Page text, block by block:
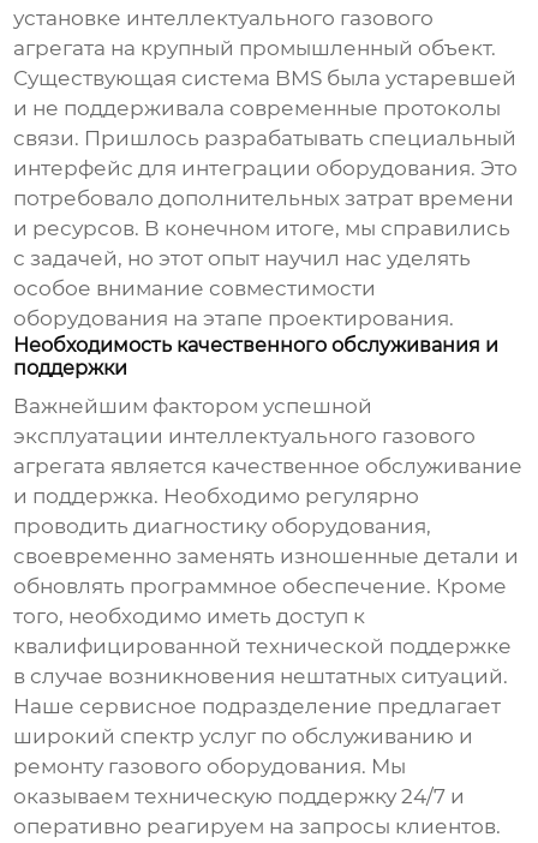
установке интеллектуального газового
агрегата на крупный промышленный объект.
Существующая система BMS была устаревшей
и не поддерживала современные протоколы
связи. Пришлось разрабатывать специальный
интерфейс для интеграции оборудования. Это
потребовало дополнительных затрат времени
и ресурсов. В конечном итоге, мы справились
с задачей, но этот опыт научил нас уделять
особое внимание совместимости
оборудования на этапе проектирования.
Необходимость качественного обслуживания и
поддержки
Важнейшим фактором успешной
эксплуатации интеллектуального газового
агрегата является качественное обслуживание
и поддержка. Необходимо регулярно
проводить диагностику оборудования,
своевременно заменять изношенные детали и
обновлять программное обеспечение. Кроме
того, необходимо иметь доступ к
квалифицированной технической поддержке
в случае возникновения нештатных ситуаций.
Наше сервисное подразделение предлагает
широкий спектр услуг по обслуживанию и
ремонту газового оборудования. Мы
оказываем техническую поддержку 24/7 и
оперативно реагируем на запросы клиентов.